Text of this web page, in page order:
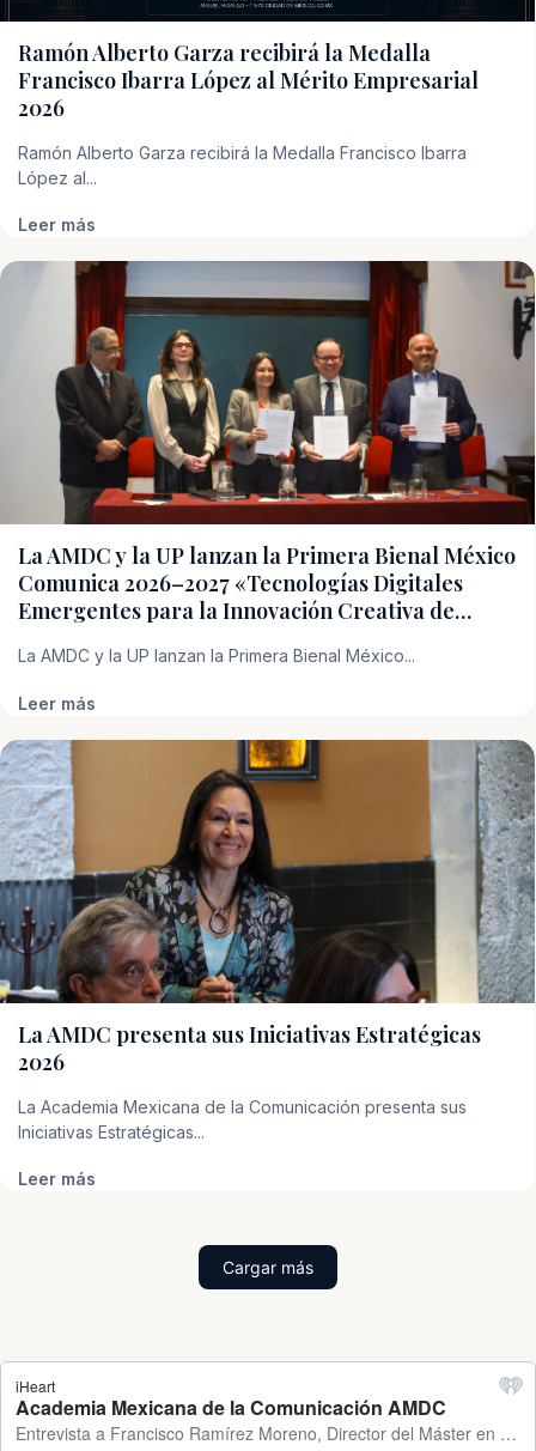
Ramón Alberto Garza recibirá la Medalla
Francisco Ibarra López al Mérito Empresarial
2026
Ramón Alberto Garza recibirá la Medalla Francisco Ibarra
López al...
Leer más
La AMDC y la UP lanzan la Primera Bienal México
Comunica 2026–2027 «Tecnologías Digitales
Emergentes para la Innovación Creativa de…
La AMDC y la UP lanzan la Primera Bienal México...
Leer más
La AMDC presenta sus Iniciativas Estratégicas
2026
La Academia Mexicana de la Comunicación presenta sus
Iniciativas Estratégicas...
Leer más
Cargar más